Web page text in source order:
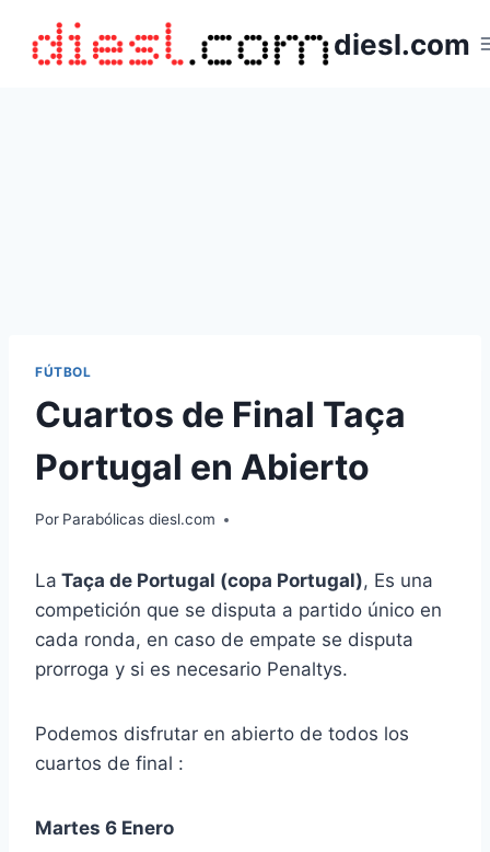
contenido
diesl.com
FÚTBOL
Cuartos de Final Taça
Portugal en Abierto
Por Parabólicas diesl.com
La Taça de Portugal (copa Portugal), Es una
competición que se disputa a partido único en
cada ronda, en caso de empate se disputa
prorroga y si es necesario Penaltys.
Podemos disfrutar en abierto de todos los
cuartos de final :
Martes 6 Enero